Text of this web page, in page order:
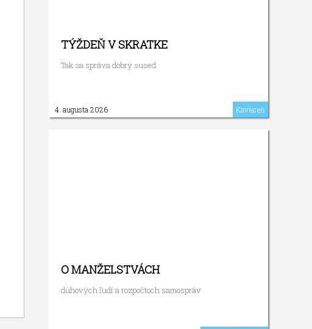
TÝŽDEŇ V SKRATKE
Tak sa správa dobrý sused.
4. augusta 2026 Kaviareň
O MANŽELSTVÁCH
dúhových ľudí a rozpočtoch samospráv